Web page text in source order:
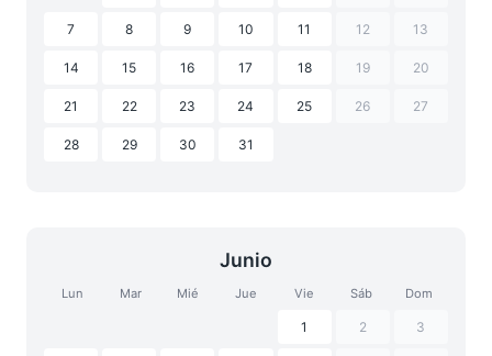
7 8 9 10 11 12 13
14 15 16 17 18 19 20
21 22 23 24 25 26 27
28 29 30 31
Junio
Lun Mar Mié Jue Vie Sáb Dom
1 2 3